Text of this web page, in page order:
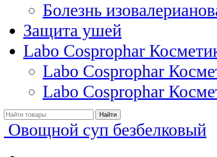
Болезнь
Защита ушей
Labo Cosprophar
Labo Cosprophar
Labo Cosprophar
Овощной суп безбелковый